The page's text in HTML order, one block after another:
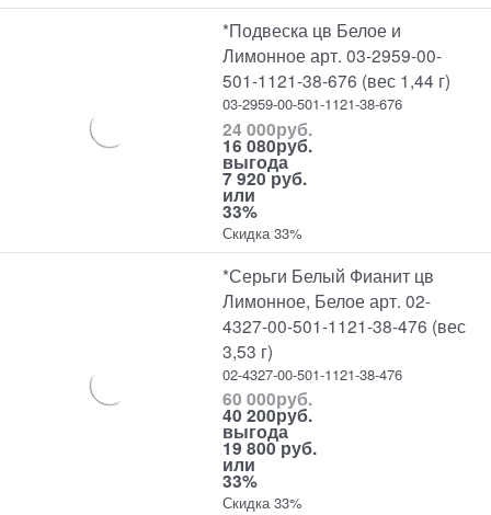
*Подвеска цв Белое и
Лимонное арт. 03-2959-00-
501-1121-38-676 (вес 1,44 г)
03-2959-00-501-1121-38-676
24 000руб.
16 080руб.
выгода
7 920 руб.
или
33%
Скидка 33%
*Серьги Белый Фианит цв
Лимонное, Белое арт. 02-
4327-00-501-1121-38-476 (вес
3,53 г)
02-4327-00-501-1121-38-476
60 000руб.
40 200руб.
выгода
19 800 руб.
или
33%
Скидка 33%